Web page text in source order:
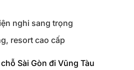
nghi sang trọng
resort cao cấp
Sài Gòn đi Vũng Tàu